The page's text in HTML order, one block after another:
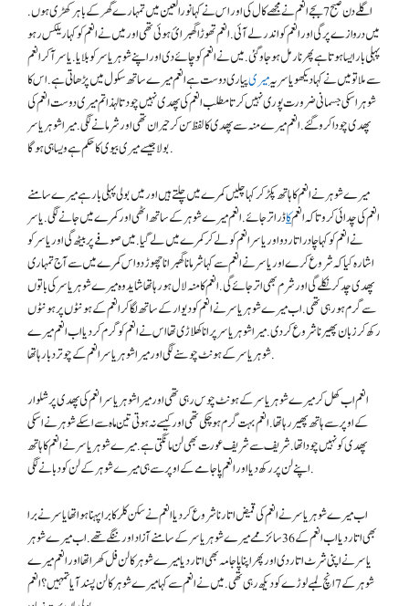
اگلے دن صبح 7 بجے انعم نے مجھے کال کی اور اس نے کہا نورالعین میں تمہارے گھر کے باہر کھڑی ہوں.
میں دروازے پر گی اور انعم کو اندر لے آئی. انعم تھوڑا گھبرائ ہوئی تھی اور میں نے انعم کو کہا ریلکس رہو
پہلی بار ایسا ہوتا ہے پھر نارمل ہو جاو گئی. میں نے انعم کو چائے دی اور اپنے شوہر یاسر کو بلایا. یاسر آکر انعم
سے ملا تو میں نے کہا دیکھو یاسر یہمیریپیاری دوست ہے انعم میرے ساتھ سکول میں پڑھاتی ہے. اس کا
شوہر اسکی جسمانی ضرورت پوری نہیں کرتا مطلب انعم کی پھدی نہیں چودتا لہذا تم میری دوست انعم کی
پھدی چودا کرو گئے. انعم میرے منہ سے پھدی کا لفظ سن کر حیران تھی اور شرمانے لگی. میرا شوہر یاسر
بولا جیسے میری بیوی کا حکم ہے ویسا ہی ہو گا.
میرے شوہر نے انعم کا ہاتھ پکڑ کر کہا چلیں کمرے میں چلتے ہیں اور میں بولی پہلی بار ہے میرے سامنے
انعم کی چدائی کرو تاکہ انعمکاڈر اتر جائے. انعم میرے شوہر کے ساتھ اٹھی اور کمرے میں جانے لگی. یاسر
نے انعم کو کہا چادر اتار دو اور یاسر انعم کو لے کر کمرے میں لے گیا. میں صوفے پر بیٹھ گی اور یاسر کو
اشارہ کیا کہ شروع کرے اور یاسر نے انعم سے کہا شرمانا گھبرانا چھوڑ دو اس کمرے میں سے آج تمہاری
پھدی چد کر نکلے گی اور شرم بھی اتر جائے گی. انعم کا منہ لال ہو رہا تھا شاید وہ میرے شوہر یاسر کی باتوں
سے گرم ہو رہی تھی.اب میرے شوہر یاسر نے انعم کو دیوار کے ساتھ لگا کر انعم کے ہونٹوں پر ہونٹوں
رکھ کر زبان پھیرنا شروع کر دی. میرا شوہر یاسر پرانا کھلاڑی تھا اس نے انعم کو گرم کر دیا اب انعم میرے
شوہر یاسر کے ہونٹ چوسنے لگی اور میرا شوہر یاسر انعم کے چوتر دبا رہا تھا.
انعم اب کھل کر میرے شوہر یاسر کے ہونٹ چوس رہی تھی اور میرا شوہر یاسر انعم کی پھدی پر شلوار
کے اوپر سے ہاتھ پھیر رہا تھا. انعم بہت گرم ہو چکی تھی اور کیسے نہ ہوتی تین ماہ سے اسکے شوہر نے اسکی
پھدی کو نہیں چودا تھا. شریف سے شریف عورت بھی لن مانگتی ہے. میرے شوہر یاسر نے انعم کا ہاتھ
اپنے لن پر رکھ دیا اور انعم پاجامے کے اوپر سے ہی میرے شوہر کے لن کو دبانے لگی.
اب میرے شوہر یاسر نے انعم کی قمیض اتارنا شروع کر دیا انعم نے سکن کلر کا برا پہنا ہوا تھا یاسر نے برا
بھی اتار دیا اب انعم کے 36 سائز ممے میرے شوہر یاسر کے سامنے آزاد اور ننگے تھے. اب میرے شوہر
یاسر نے اپنی شرٹ اتار دی اور پھر اپنا پاجامہ بھی اتار دیا میرے شوہر کا لن فل کھرا تھا اور انعم میرے
شوہر کے 7 انچ لمبے لوڑے کو دیکھ رہی تھی. میں نے انعم سے کہا میرے شوہر کا لن پسند آیا تمہیں؟ انعم